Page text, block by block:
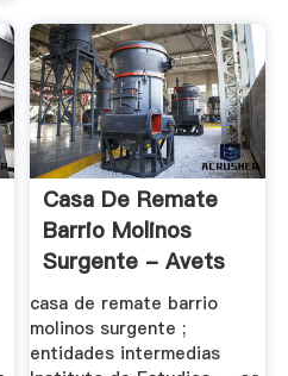
Casa De Remate
Barrio Molinos
Surgente - Avets
casa de remate barrio
molinos surgente ;
entidades intermedias